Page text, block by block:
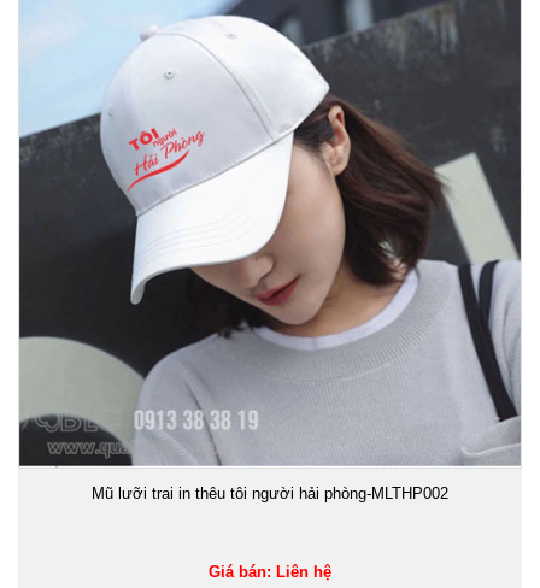
Mũ lưỡi trai in thêu tôi người hải phòng-MLTHP002
Giá bán: Liên hệ